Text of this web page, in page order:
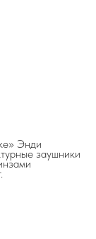
Энди
заушники